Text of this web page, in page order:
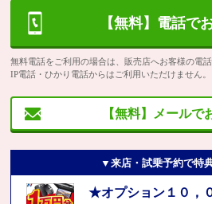
【無料】電話で
無料電話をご利用の場合は、販売店へお客様の電
IP電話・ひかり電話からはご利用いただけません。
【無料】メールで
▼来店・試乗予約で特
★オプション１０，